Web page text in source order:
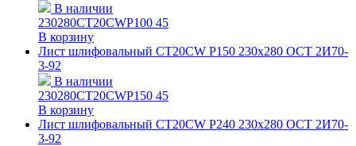
В наличии
230280CT20CWP100 45
В корзину
Лист шлифовальный СТ20СW Р150 230х280 ОСТ 2И70-
3-92
В наличии
230280CT20CWP150 45
В корзину
Лист шлифовальный СТ20СW Р240 230х280 ОСТ 2И70-
3-92